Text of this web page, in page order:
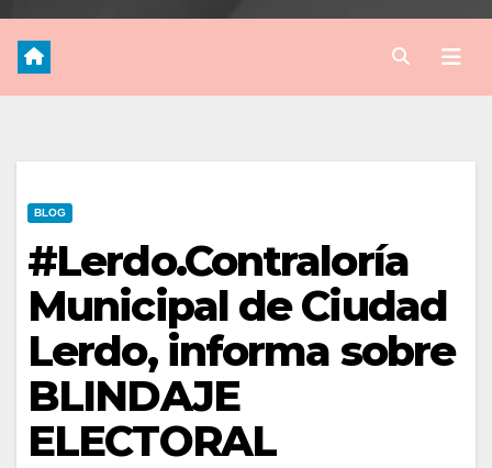
BLOG
#Lerdo.Contraloría
Municipal de Ciudad
Lerdo, informa sobre
BLINDAJE
ELECTORAL